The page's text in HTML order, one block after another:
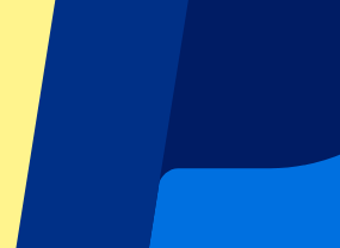
Bedankt voor het invullen!
Eventinformatie
Over Austrian MotoGP - Sun 2024
Competitie
MotoGP 2024
Race
Austrian MotoGP - Sun 2024